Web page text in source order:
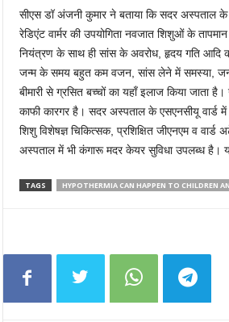
सीएस डॉ अंजनी कुमार ने बताया कि सदर अस्पताल के
रेडिएंट वार्मर की उपयोगिता नवजात शिशुओं के
नियंत्रण के साथ ही सांस के अवरोध, हृदय गति आदि
जन्म के समय बहुत कम वजन, सांस लेने में समस्या, जन्म
बीमारी से ग्रसित बच्चों का यहाँ इलाज किया जाता
काफी कारगर है। सदर अस्पताल के एसएनसीयू वार्ड
शिशु विशेषज्ञ चिकित्सक, प्रशिक्षित जीएनएम व
अस्पताल में भी कंगारू मदर केयर सुविधा उपलब्ध है।
TAGS HYPOTHERMIA CAN HAPPEN TO CHILDREN